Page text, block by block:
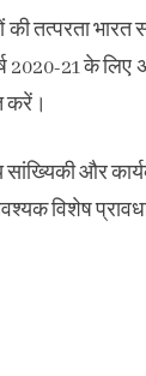
तत्परता भारत
2020-21 के
करें।
और
विशेष